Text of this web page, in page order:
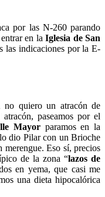
por las N-260 parando
en la Iglesia de San
las indicaciones por la E-
quiero un atracón de
paseamos por el
Mayor paramos en la
dio Pilar con un Brioche
Eso sí, precios
de la zona “lazos de
en yema, que casi me
una dieta hipocalórica